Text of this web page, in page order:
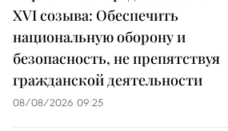
XVI созыва: Обеспечить
национальную оборону и
безопасность, не препятствуя
гражданской деятельности
08/08/2026 09:25